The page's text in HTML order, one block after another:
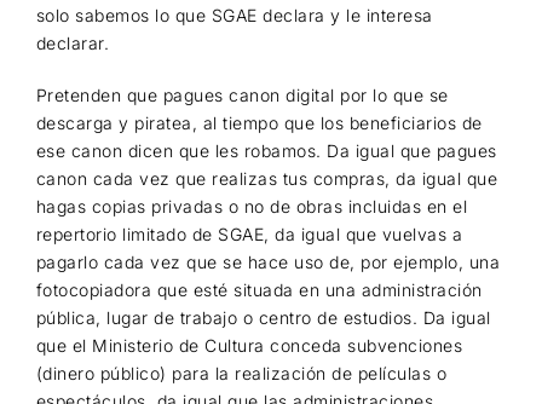
solo sabemos lo que SGAE declara y le interesa
declarar.
Pretenden que pagues canon digital por lo que se
descarga y piratea, al tiempo que los beneficiarios de
ese canon dicen que les robamos. Da igual que pagues
canon cada vez que realizas tus compras, da igual que
hagas copias privadas o no de obras incluidas en el
repertorio limitado de SGAE, da igual que vuelvas a
pagarlo cada vez que se hace uso de, por ejemplo, una
fotocopiadora que esté situada en una administración
pública, lugar de trabajo o centro de estudios. Da igual
que el Ministerio de Cultura conceda subvenciones
(dinero público) para la realización de películas o